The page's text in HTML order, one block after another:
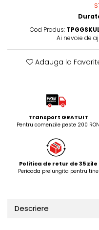
Cod Produs:
Ai nevoie de
Adauga la
Transport GRATUIT
Pentru comenzile peste 200 RON
Politica de retur de 35 zile
Perioada prelungita pentru tine
Descriere